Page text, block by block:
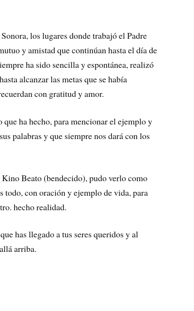
los lugares donde trabajó el Padre
y amistad que continúan hasta el día de
ha sido sencilla y espontánea, realizó
alcanzar las metas que se había
con gratitud y amor.
ha hecho, para mencionar el ejemplo y
palabras y que siempre nos dará con los
Kino Beato (bendecido), pudo verlo como
todo, con oración y ejemplo de vida, para
hecho realidad.
has llegado a tus seres queridos y al
arriba.